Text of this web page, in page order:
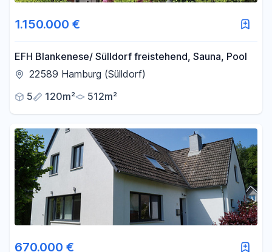
1.150.000 €
EFH Blankenese/ Sülldorf freistehend, Sauna, Pool
22589 Hamburg (Sülldorf)
5
120m² 512m²
670.000 €